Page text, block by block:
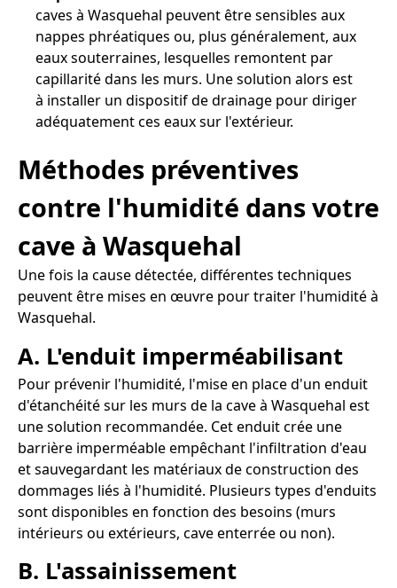
caves à Wasquehal peuvent être sensibles aux
nappes phréatiques ou, plus généralement, aux
eaux souterraines, lesquelles remontent par
capillarité dans les murs. Une solution alors est
à installer un dispositif de drainage pour diriger
adéquatement ces eaux sur l'extérieur.
Méthodes préventives
contre l'humidité dans votre
cave à Wasquehal
Une fois la cause détectée, différentes techniques
peuvent être mises en œuvre pour traiter l'humidité à
Wasquehal.
A. L'enduit imperméabilisant
Pour prévenir l'humidité, l'mise en place d'un enduit
d'étanchéité sur les murs de la cave à Wasquehal est
une solution recommandée. Cet enduit crée une
barrière imperméable empêchant l'infiltration d'eau
et sauvegardant les matériaux de construction des
dommages liés à l'humidité. Plusieurs types d'enduits
sont disponibles en fonction des besoins (murs
intérieurs ou extérieurs, cave enterrée ou non).
B. L'assainissement